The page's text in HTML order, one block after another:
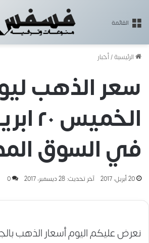
القائمة
الرئيسية/أخبار
سعر الذهب
في السوق
20 أبريل، 2017 آخر تحديث: 28 ديسمبر، 2017 0
نعرض عليكم اليوم أسعار الذهب